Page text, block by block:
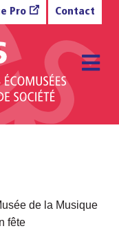
Pro Contact
de la Musique
fête